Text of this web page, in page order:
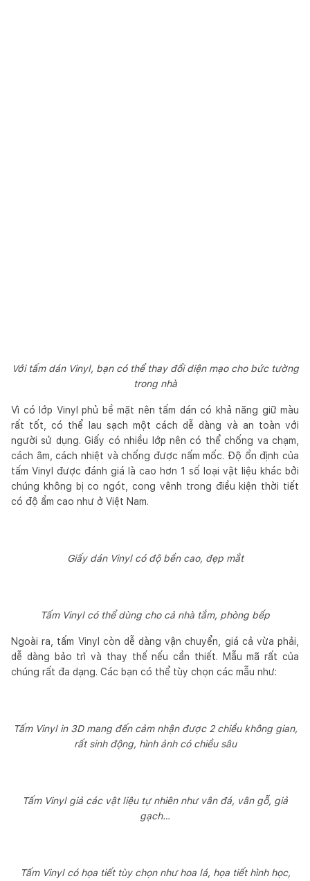
Với tấm dán Vinyl, bạn có thể thay đổi diện mạo cho bức tường
trong nhà
Vì có lớp Vinyl phủ bề mặt nên tấm dán có khả năng giữ màu
rất tốt, có thể lau sạch một cách dễ dàng và an toàn với
người sử dụng. Giấy có nhiều lớp nên có thể chống va chạm,
cách âm, cách nhiệt và chống được nấm mốc. Độ ổn định của
tấm Vinyl được đánh giá là cao hơn 1 số loại vật liệu khác bởi
chúng không bị co ngót, cong vênh trong điều kiện thời tiết
có độ ẩm cao như ở Việt Nam.
Giấy dán Vinyl có độ bền cao, đẹp mắt
Tấm Vinyl có thể dùng cho cả nhà tắm, phòng bếp
Ngoài ra, tấm Vinyl còn dễ dàng vận chuyển, giá cả vừa phải,
dễ dàng bảo trì và thay thế nếu cần thiết. Mẫu mã rất của
chúng rất đa dạng. Các bạn có thể tùy chọn các mẫu như:
Tấm Vinyl in 3D mang đến cảm nhận được 2 chiều không gian,
rất sinh động, hình ảnh có chiều sâu
Tấm Vinyl giả các vật liệu tự nhiên như vân đá, vân gỗ, giả
gạch…
Tấm Vinyl có họa tiết tùy chọn như hoa lá, họa tiết hình học,